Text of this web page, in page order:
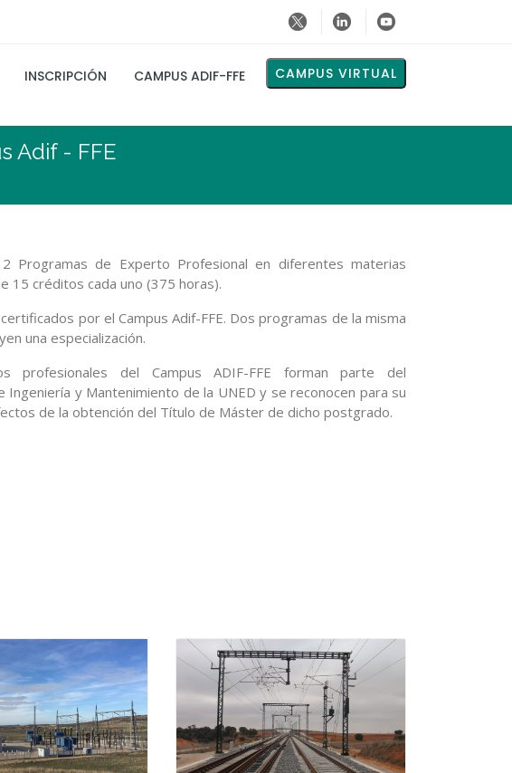
INSCRIPCIÓN CAMPUS ADIF-FFE CAMPUS VIRTUAL
Adif - FFE
Programas de Experto Profesional en diferentes materias
15 créditos cada uno (375 horas).
por el Campus Adif-FFE. Dos programas de la misma
una especialización.
profesionales del Campus ADIF-FFE forman parte del
Ingeniería y Mantenimiento de la UNED y se reconocen para su
de la obtención del Título de Máster de dicho postgrado.